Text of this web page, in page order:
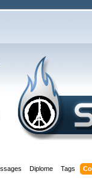
Diplome Tags